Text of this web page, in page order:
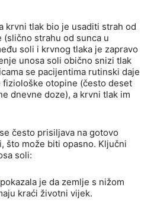
krvni tlak bio je usaditi strah od
strahu od sunca u
soli i krvnog tlaka je zapravo
unosa soli obično snizi tlak
se pacijentima rutinski daje
otopine (često deset
dnevne doze), a krvni tlak im
često prisiljava na gotovo
što može biti opasno. Ključni
soli:
pokazala je da zemlje s nižom
kraći životni vijek.